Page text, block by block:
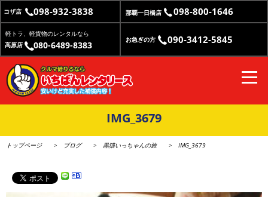
コザ店 098-932-3838 那覇一日橋店 098-800-1646
軽トラ、軽貨物のレンタルなら
高原店
080-6489-8383 お急ぎの方 090-3412-5845
IMG_3679
トップページ ブログ 黒猫いっちゃんの旅 IMG_3679